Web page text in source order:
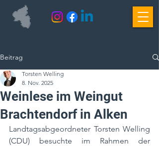
Beitrag
Weinlese im Weingut
Brachtendorf in Alken
Torsten Welling
8. Nov. 2025
Landtagsabgeordneter Torsten Welling
(CDU) besuchte im Rahmen der